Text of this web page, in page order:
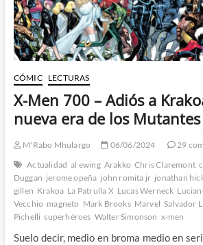
CÓMIC LECTURAS
X-Men 700 – Adiós a
nueva era de los Mutantes
M'Rabo Mhulargo 06/06/2024
29
Actualidad al ewing Arakko Chris Claremont
Duggan jerome opeña john romita jr jonathan
gillen Krakoa La Patrulla X Lucas Werneck
Vecchio magneto Mark Brooks Marvel Salvador
Pichelli superhéroes Walter Simonson x-men
Suelo decir, medio en broma medio en